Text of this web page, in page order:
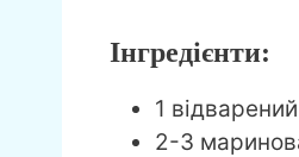
Інгредієнти:
1
2-3